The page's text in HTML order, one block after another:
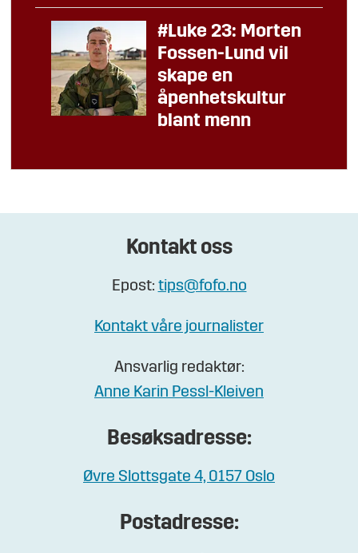
#Luke 23: Morten
Fossen-Lund vil
skape en
åpenhetskultur
blant menn
Kontakt oss
Epost: tips@fofo.no
Kontakt våre journalister
Ansvarlig redaktør:
Anne Karin Pessl-Kleiven
Besøksadresse:
Øvre Slottsgate 4, 0157 Oslo
Postadresse: